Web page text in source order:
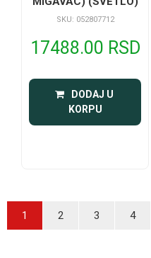
2008-
SKU: 052807712
17488.00 RSD
DODAJ U
KORPU
1 2 3 4